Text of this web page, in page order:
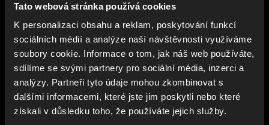
Tato webová stránka používá cookies
K personalizaci obsahu a reklam, poskytování funkcí
sociálních médií a analýze naší návštěvnosti využíváme
soubory cookie. Informace o tom, jak náš web používáte,
sdílíme se svými partnery pro sociální média, inzerci a
analýzy. Partneři tyto údaje mohou zkombinovat s
dalšími informacemi, které jste jim poskytli nebo které
získali v důsledku toho, že používáte jejich služby.
AŽ PONASAZENÍU
ZÁKAZNÍKA.
Nejde o žádný bodyshopping ani
práci na cizím kódu. U nás máš